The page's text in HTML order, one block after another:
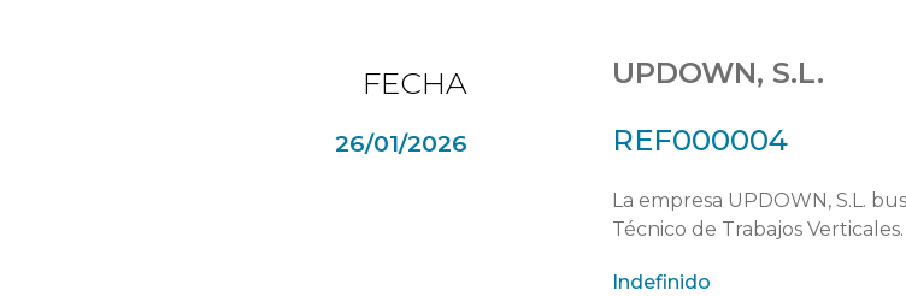
FECHA
26/01/2026
UPDOWN, S.L.
REF000004
La empresa UPDOWN, S.L.
Técnico de Trabajos Verticales.
Indefinido